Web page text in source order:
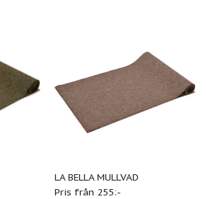
LA BELLA MULLVAD
Pris från 255:-